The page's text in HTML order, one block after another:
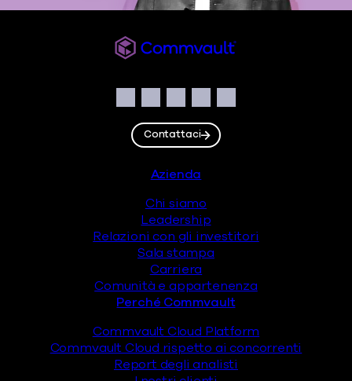
Facebook
Instagram
LinkedIn
TwitterYouTube
Contattaci
Piè di pagina
Azienda
Chi siamo
Leadership
Relazioni con gli investitori
Sala stampa
Carriera
Comunità e appartenenza
Perché Commvault
Commvault Cloud Platform
Commvault Cloud rispetto ai concorrenti
Report degli analisti